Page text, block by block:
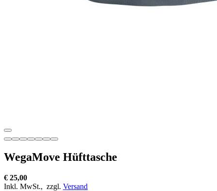
WegaMove Hüfttasche
€ 25,00
Inkl. MwSt., zzgl. Versand